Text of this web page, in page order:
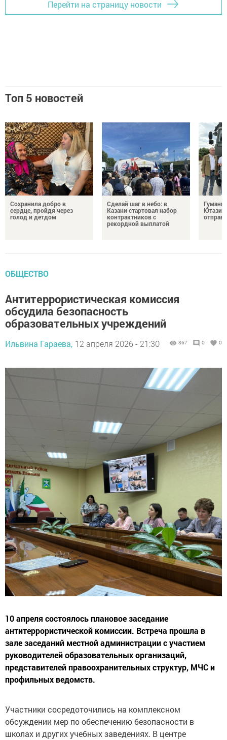
Перейти на страницу новости
Топ 5 новостей
Сохранила добро в
сердце, пройдя через
голод и детдом
Сделай шаг в небо: в
Казани стартовал набор
контрактников с
рекордной выплатой
ОБЩЕСТВО
Антитеррористическая комиссия
обсудила безопасность
образовательных учреждений
Ильвина Гараева, 12 апреля 2026 - 21:30 367 0 0
10 апреля состоялось плановое заседание
антитеррористической комиссии. Встреча прошла в
зале заседаний местной администрации с участием
руководителей образовательных организаций,
представителей правоохранительных структур, МЧС и
профильных ведомств.
Участники сосредоточились на комплексном
обсуждении мер по обеспечению безопасности в
школах и других учебных заведениях. В центре